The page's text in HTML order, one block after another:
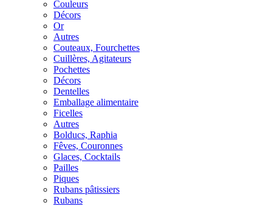
Couleurs
Décors
Or
Autres
Couteaux, Fourchettes
Cuillères, Agitateurs
Pochettes
Décors
Dentelles
Emballage alimentaire
Ficelles
Autres
Bolducs, Raphia
Fêves, Couronnes
Glaces, Cocktails
Pailles
Piques
Rubans pâtissiers
Rubans